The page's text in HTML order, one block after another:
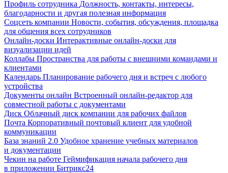
Профиль сотрудника Должность, контакты, интересы,
благодарности и другая полезная информация
Соцсеть компании Новости, события, обсуждения, площадка
для общения всех сотрудников
Онлайн-доски Интерактивные онлайн-доски для
визуализации идей
Коллабы Пространства для работы с внешними командами и
клиентами
Календарь Планирование рабочего дня и встреч с любого
устройства
Документы онлайн Встроенный онлайн-редактор для
совместной работы с документами
Диск Облачный диск компании для рабочих файлов
Почта Корпоративный почтовый клиент для удобной
коммуникации
База знаний 2.0 Удобное хранение учебных материалов
и документации
Чекин на работе Геймификация начала рабочего дня
в приложении Битрикс24